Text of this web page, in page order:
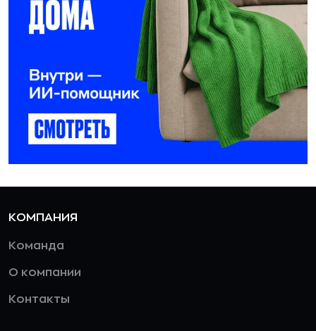
КОМПАНИЯ
Команда
О компании
Контакты